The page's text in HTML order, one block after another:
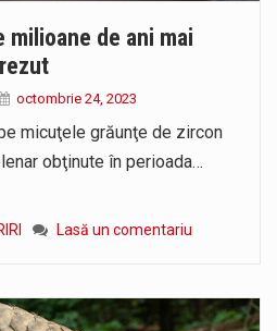
milioane de ani mai
octombrie 24, 2023
micuţele grăunţe de zircon
obţinute în perioada…
Lasă un comentariu